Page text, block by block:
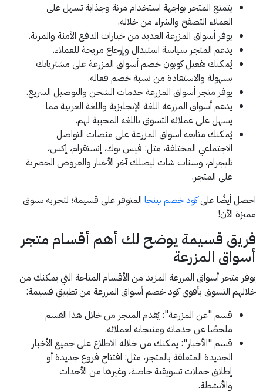
يتمتع المتجر بواجهة استخدام مرنة وجذابة تسهل على
العملاء التصفح والشراء من خلاله.
يوفر أسواق المزرعة العديد من خيارات الدفع الآمنة والمرنة.
يدعم المتجر سياسة استبدال وإرجاع مريحة للعملاء.
يُمكنك تفعيل كوبون خصم أسواق المزرعة على مشترياتك
بسهولة والاستفادة من نسبة خصم فعالة.
يوفر متجر أسواق المزرعة خدمات الشحن والتوصيل السريع.
يدعم أسواق المزرعة اللغة الإنجليزية واللغة العربية مما
يسهل على عملائه التسوق باللغة المحببة لهم.
يُمكنك متابعة أسواق المزرعة على منصات التواصل
الاجتماعي المختلفة، مثل: فيس بوك، إنستقرام، إكس،
تليجرام، وسناب شات ليصلك آخر الأخبار والعروض الحصرية
على المتجر.
احصل أيضًا علىكود خصم نينجا المتوفر على قسيمة؛ لتجربة تسوق
مميزة الآن!
فريق قسيمة يوضح لك أهم أقسام متجر
أسواق المزرعة
يوفر متجر أسواق المزرعة المزيد من الأقسام المتاحة التي يمكنك من
خلالهم التسوق بأقوى كود خصم أسواق المزرعة من تطبيق قسيمة:
قسم "عن المزرعة": يُقدم المتجر من خلال هذا القسم
ملخصًا عن خدماته ومنتجاته لعملائه.
قسم "الأخبار": يمكنك من خلاله الاطلاع على جميع الأخبار
الجديدة المتعلقة بالمتجر، مثل: افتتاح فروع جديدة أو
إطلاق حملات تسويقية خاصة، وغيرها من الأحداث
والأنشطة.